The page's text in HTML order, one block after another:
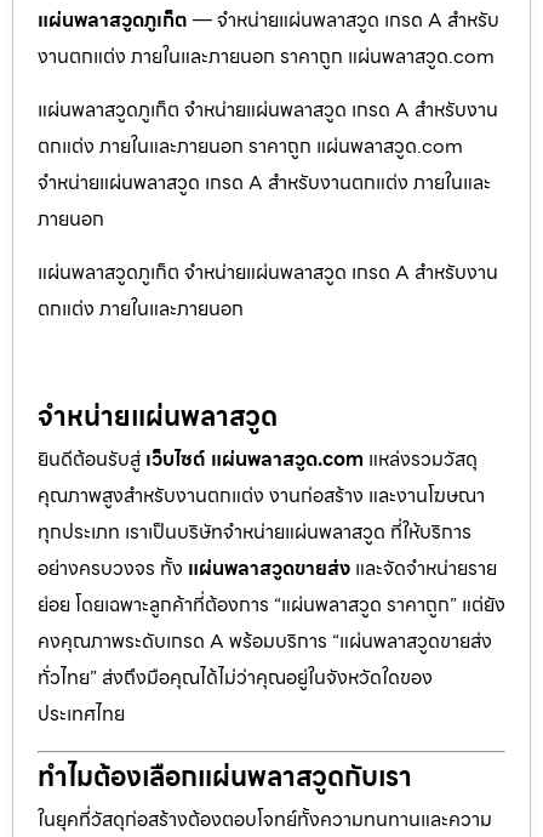
แผ่นพลาสวูดภูเก็ต — จำหน่ายแผ่นพลาสวูด เกรด A สำหรับ
งานตกแต่ง ภายในและภายนอก ราคาถูก แผ่นพลาสวูด.com
แผ่นพลาสวูดภูเก็ต จำหน่ายแผ่นพลาสวูด เกรด A สำหรับงาน
ตกแต่ง ภายในและภายนอก ราคาถูก แผ่นพลาสวูด.com
จำหน่ายแผ่นพลาสวูด เกรด A สำหรับงานตกแต่ง ภายในและ
ภายนอก
แผ่นพลาสวูดภูเก็ต จำหน่ายแผ่นพลาสวูด เกรด A สำหรับงาน
ตกแต่ง ภายในและภายนอก
จำหน่ายแผ่นพลาสวูด
ยินดีต้อนรับสู่ เว็บไซต์ แผ่นพลาสวูด.com แหล่งรวมวัสดุ
คุณภาพสูงสำหรับงานตกแต่ง งานก่อสร้าง และงานโฆษณา
ทุกประเภท เราเป็นบริษัทจำหน่ายแผ่นพลาสวูด ที่ให้บริการ
อย่างครบวงจร ทั้ง แผ่นพลาสวูดขายส่ง และจัดจำหน่ายราย
ย่อย โดยเฉพาะลูกค้าที่ต้องการ “แผ่นพลาสวูด ราคาถูก” แต่ยัง
คงคุณภาพระดับเกรด A พร้อมบริการ “แผ่นพลาสวูดขายส่ง
ทั่วไทย” ส่งถึงมือคุณได้ไม่ว่าคุณอยู่ในจังหวัดใดของ
ประเทศไทย
ทำไมต้องเลือกแผ่นพลาสวูดกับเรา
ในยุคที่วัสดุก่อสร้างต้องตอบโจทย์ทั้งความทนทานและความ